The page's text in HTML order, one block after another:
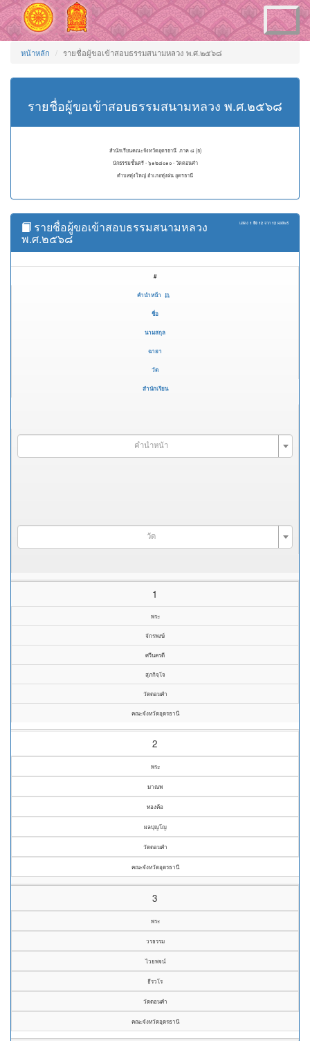
Toggle
navigation
หน้าหลัก รายชื่อผู้ขอเข้าสอบธรรมสนามหลวง พ.ศ.๒๕๖๘
รายชื่อผู้ขอเข้าสอบธรรมสนามหลวง พ.ศ.๒๕๖๘
สำนักเรียนคณะจังหวัดอุดรธานี ภาค ๘ (ธ)
นักธรรมชั้นตรี - ๖๑๒๘๐๑๐ - วัดดอนคำ
ตำบลทุ่งใหญ่ อำเภอทุ่งฝน อุดรธานี
แสดง 1 ถึง 12 จาก 12 ผลลัพธ์
รายชื่อผู้ขอเข้าสอบธรรมสนามหลวง
พ.ศ.๒๕๖๘
#
คำนำหน้า
ชื่อ
นามสกุล
ฉายา
วัด
สำนักเรียน
คำนำหน้า
วัด
1
พระ
จักรพงษ์
ศรีนครดี
สุภกิจฺโจ
วัดดอนคำ
คณะจังหวัดอุดรธานี
2
พระ
มาณพ
ทองค้อ
ผลปุญโญ
วัดดอนคำ
คณะจังหวัดอุดรธานี
3
พระ
วรธรรม
ไวยพจน์
ธีรวโร
วัดดอนคำ
คณะจังหวัดอุดรธานี